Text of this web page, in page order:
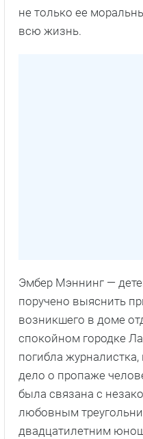
не только ее
всю жизнь.
Эмбер Мэннинг —
поручено выяснить
возникшего в доме
спокойном городке
погибла
дело о пропаже
была связана с
любовным
двадцатилетним